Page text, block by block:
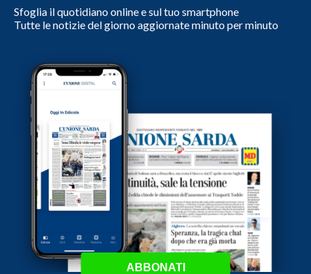
Sfoglia il quotidiano online e sul tuo smartphone
Tutte le notizie del giorno aggiornate minuto per minuto
ABBONATI